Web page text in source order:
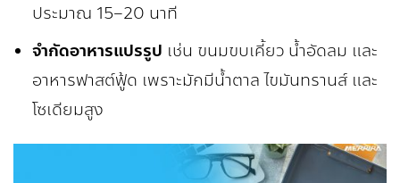
ประมาณ 15–20 นาที
จำกัดอาหารแปรรูป เช่น ขนมขบเคี้ยว น้ำอัดลม และ
อาหารฟาสต์ฟู้ด เพราะมักมีน้ำตาล ไขมันทรานส์ และ
โซเดียมสูง